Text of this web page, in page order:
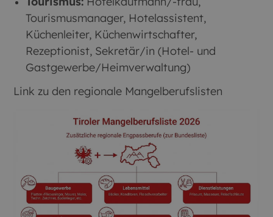
Tourismusmanager, Hotelassistent,
Küchenleiter, Küchenwirtschafter,
Rezeptionist, Sekretär/in (Hotel- und
Gastgewerbe/Heimverwaltung)
Link zu den regionale Mangelberufslisten